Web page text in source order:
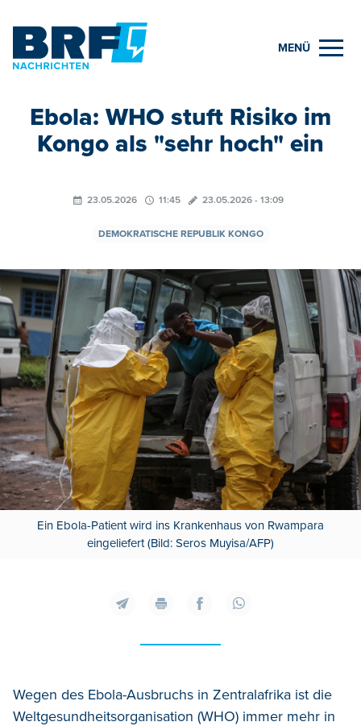
MENÜ
Ebola: WHO stuft Risiko im
Kongo als "sehr hoch" ein
23.05.2026 11:45 23.05.2026 - 13:09
DEMOKRATISCHE REPUBLIK KONGO
Ein Ebola-Patient wird ins Krankenhaus von Rwampara
eingeliefert (Bild: Seros Muyisa/AFP)
Wegen des Ebola-Ausbruchs in Zentralafrika ist die
Weltgesundheitsorganisation (WHO) immer mehr in